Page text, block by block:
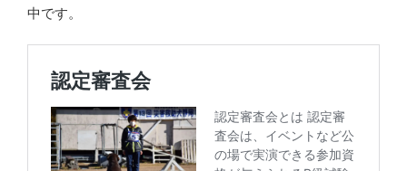
中です。